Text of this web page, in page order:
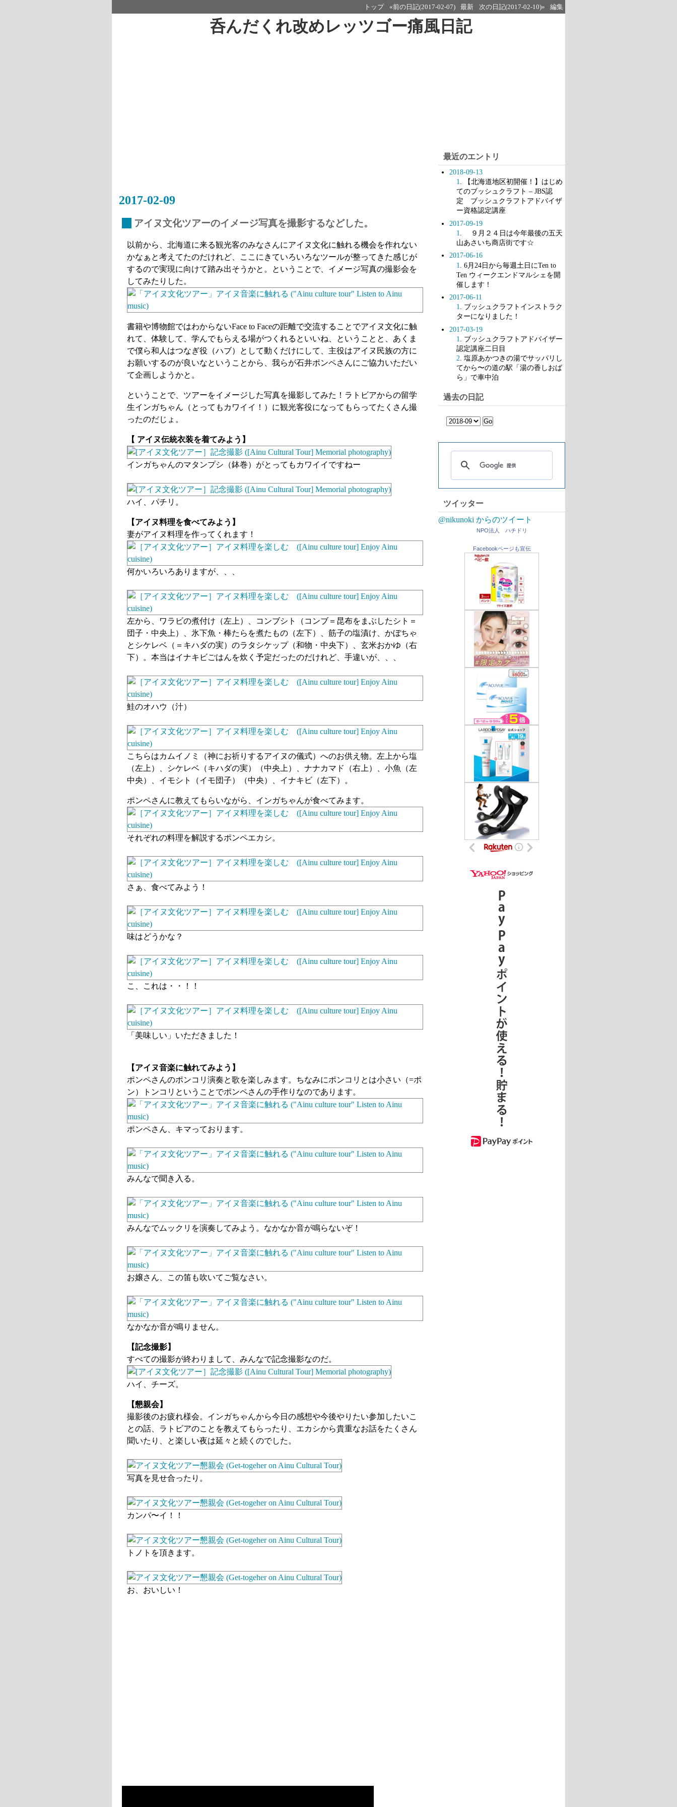
トップ «前の日記(2017-02-07) 最新 次の日記(2017-02-10)» 編集
呑んだくれ改めレッツゴー痛風日記
2017-02-09
アイヌ文化ツアーのイメージ写真を撮影するなどした。
以前から、北海道に来る観光客のみなさんにアイヌ文化に触れる機会を作れない
かなぁと考えてたのだけれど、ここにきていろいろなツールが整ってきた感じが
するので実現に向けて踏み出そうかと。ということで、イメージ写真の撮影会を
してみたりした。
書籍や博物館ではわからないFace to Faceの距離で交流することでアイヌ文化に触
れて、体験して、学んでもらえる場がつくれるといいね、ということと、あくま
で僕ら和人はつなぎ役（ハブ）として動くだけにして、主役はアイヌ民族の方に
お願いするのが良いなということから、我らが石井ポンペさんにご協力いただい
て企画しようかと。
ということで、ツアーをイメージした写真を撮影してみた！ラトビアからの留学
生インガちゃん（とってもカワイイ！）に観光客役になってもらってたくさん撮
ったのだじょ。
【 アイヌ伝統衣装を着てみよう】
インガちゃんのマタンプシ（鉢巻）がとってもカワイイですねー
ハイ、パチリ。
【アイヌ料理を食べてみよう】
妻がアイヌ料理を作ってくれます！
何かいろいろありますが、、、
左から、ワラビの煮付け（左上）、コンブシト（コンブ＝昆布をまぶしたシト＝
団子・中央上）、氷下魚・棒たらを煮たもの（左下）、筋子の塩漬け、かぼちゃ
とシケレベ（＝キハダの実）のラタシケップ（和物・中央下）、玄米おかゆ（右
下）。本当はイナキビごはんを炊く予定だったのだけれど、手違いが、、、
鮭のオハウ（汁）
こちらはカムイノミ（神にお祈りするアイヌの儀式）へのお供え物。左上から塩
（左上）、シケレベ（キハダの実）（中央上）、ナナカマド（右上）、小魚（左
中央）、イモシト（イモ団子）（中央）、イナキビ（左下）。
ポンペさんに教えてもらいながら、インガちゃんが食べてみます。
それぞれの料理を解説するポンペエカシ。
さぁ、食べてみよう！
味はどうかな？
こ、これは・・！！
「美味しい」いただきました！
【アイヌ音楽に触れてみよう】
ポンペさんのポンコリ演奏と歌を楽しみます。ちなみにポンコリとは小さい（=ポ
ン）トンコリということでポンペさんの手作りなのであります。
ポンペさん、キマっております。
みんなで聞き入る。
みんなでムックリを演奏してみよう。なかなか音が鳴らないぞ！
お嬢さん、この笛も吹いてご覧なさい。
なかなか音が鳴りません。
【記念撮影】
すべての撮影が終わりまして、みんなで記念撮影なのだ。
ハイ、チーズ。
【懇親会】
撮影後のお疲れ様会。インガちゃんから今日の感想や今後やりたい参加したいこ
との話、ラトビアのことを教えてもらったり、エカシから貴重なお話をたくさん
聞いたり、と楽しい夜は延々と続くのでした。
写真を見せ合ったり。
カンパ〜イ！！
トノトを頂きます。
お、おいしい！
最近のエントリ
2018-09-13
1. 【北海道地区初開催！】はじめ
てのブッシュクラフト – JBS認
定 ブッシュクラフトアドバイザ
ー資格認定講座
2017-09-19
1
. ９月２４日は今年最後の五天
山あさいち商店街です☆
2017-06-16
1
. 6月24日から毎週土日にTen to
Ten ウィークエンドマルシェを開
催します！
2017-06-11
1. ブッシュクラフトインストラク
ターになりました！
2017-03-19
1
. ブッシュクラフトアドバイザー
認定講座二日目
2 . 塩原あかつきの湯でサッパリし
てから〜の道の駅「湯の香しおば
ら」で車中泊
過去の日記
ツイッター
@nikunoki からのツイート
NPO法人 ハチドリ
Facebookページも宣伝